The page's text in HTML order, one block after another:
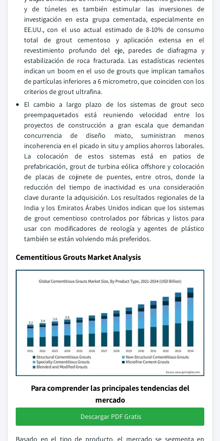
y de túneles es también estimular las inversiones de
investigación en esta grupa cementada, especialmente en
EE.UU., con el uso actual estimado de 8-10% de consumo
total de grout cementoso y aplicación extensa en el
revestimiento profundo del eje, paredes de diafragma y
estabilización de roca fracturada. Las estadísticas recientes
indican un boom en el uso de grouts que implican tamaños
de partículas inferiores a 6 micrometro, que coinciden con los
criterios de grout ultrafina.
El cambio a largo plazo de los sistemas de grout seco
preempaquetados está reuniendo velocidad entre los
proyectos de construcción a gran escala que demandan
concurrencia de diseño mixto, suministran menos
incoherencia en el picado in situ y amplios ahorros laborales.
La colocación de estos sistemas está en patios de
prefabricación, grout de turbina eólica offshore y colocación
de placas de cojinete de puentes, entre otros, donde la
reducción del tiempo de inactividad es una consideración
clave durante la adquisición. Los resultados regionales de la
India y los Emiratos Árabes Unidos indican que los sistemas
de grout cementioso controlados por fábricas y listos para
usar con modificadores de reología y agentes de plástico
también se están volviendo más preferidos.
Cementitious Grouts Market Analysis
Para comprender las principales tendencias del
mercado
Descargar PDF Gratis
Basado en el tipo de producto, el mercado se segmenta en